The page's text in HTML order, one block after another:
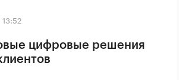
цифровые решения